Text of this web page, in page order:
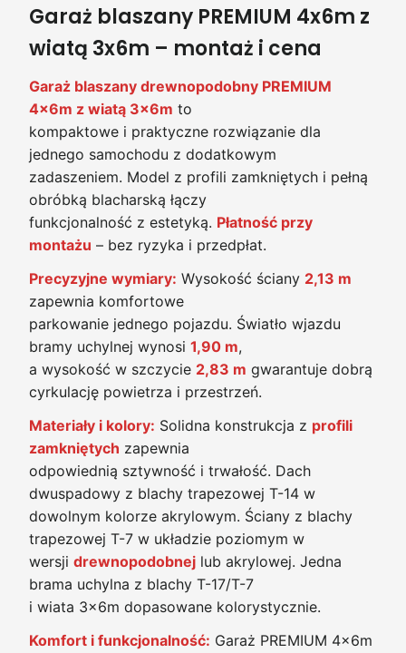
Garaż blaszany PREMIUM 4x6m z
wiatą 3x6m – montaż i cena
Garaż blaszany drewnopodobny PREMIUM
4x6m z wiatą 3x6m to
kompaktowe i praktyczne rozwiązanie dla
jednego samochodu z dodatkowym
zadaszeniem. Model z profili zamkniętych i pełną
obróbką blacharską łączy
funkcjonalność z estetyką. Płatność przy
montażu – bez ryzyka i przedpłat.
Precyzyjne wymiary: Wysokość ściany 2,13 m
zapewnia komfortowe
parkowanie jednego pojazdu. Światło wjazdu
bramy uchylnej wynosi 1,90 m,
a wysokość w szczycie 2,83 m gwarantuje dobrą
cyrkulację powietrza i przestrzeń.
Materiały i kolory: Solidna konstrukcja z profili
zamkniętych zapewnia
odpowiednią sztywność i trwałość. Dach
dwuspadowy z blachy trapezowej T-14 w
dowolnym kolorze akrylowym. Ściany z blachy
trapezowej T-7 w układzie poziomym w
wersji drewnopodobnej lub akrylowej. Jedna
brama uchylna z blachy T-17/T-7
i wiata 3x6m dopasowane kolorystycznie.
Komfort i funkcjonalność: Garaż PREMIUM 4x6m